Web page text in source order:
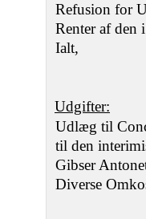
Refusion for
Renter af den
Ialt,
Udgifter:
Udlæg til
til den
Gibser
Diverse